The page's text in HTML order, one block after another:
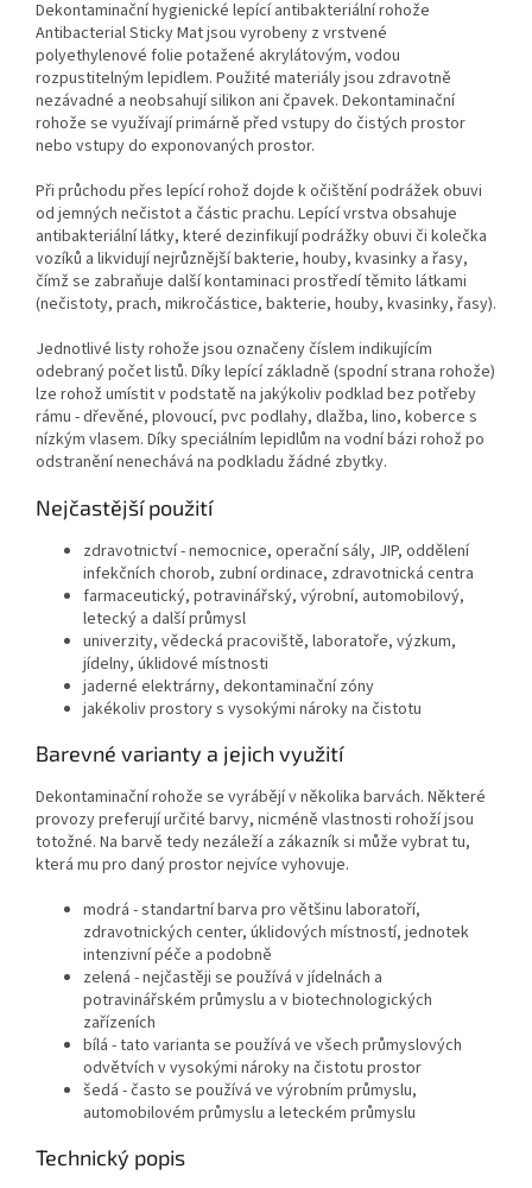
Dekontaminační hygienické lepící antibakteriální rohože
Antibacterial Sticky Mat jsou vyrobeny z vrstvené
polyethylenové folie potažené akrylátovým, vodou
rozpustitelným lepidlem. Použité materiály jsou zdravotně
nezávadné a neobsahují silikon ani čpavek. Dekontaminační
rohože se využívají primárně před vstupy do čistých prostor
nebo vstupy do exponovaných prostor.
Při průchodu přes lepící rohož dojde k očištění podrážek obuvi
od jemných nečistot a částic prachu. Lepící vrstva obsahuje
antibakteriální látky, které dezinfikují podrážky obuvi či kolečka
vozíků a likvidují nejrůznější bakterie, houby, kvasinky a řasy,
čímž se zabraňuje další kontaminaci prostředí těmito látkami
(nečistoty, prach, mikročástice, bakterie, houby, kvasinky, řasy).
Jednotlivé listy rohože jsou označeny číslem indikujícím
odebraný počet listů. Díky lepící základně (spodní strana rohože)
lze rohož umístit v podstatě na jakýkoliv podklad bez potřeby
rámu - dřevěné, plovoucí, pvc podlahy, dlažba, lino, koberce s
nízkým vlasem. Díky speciálním lepidlům na vodní bázi rohož po
odstranění nenechává na podkladu žádné zbytky.
Nejčastější použití
zdravotnictví - nemocnice, operační sály, JIP, oddělení
infekčních chorob, zubní ordinace, zdravotnická centra
farmaceutický, potravinářský, výrobní, automobilový,
letecký a další průmysl
univerzity, vědecká pracoviště, laboratoře, výzkum,
jídelny, úklidové místnosti
jaderné elektrárny, dekontaminační zóny
jakékoliv prostory s vysokými nároky na čistotu
Barevné varianty a jejich využití
Dekontaminační rohože se vyrábějí v několika barvách. Některé
provozy preferují určité barvy, nicméně vlastnosti rohoží jsou
totožné. Na barvě tedy nezáleží a zákazník si může vybrat tu,
která mu pro daný prostor nejvíce vyhovuje.
modrá - standartní barva pro většinu laboratoří,
zdravotnických center, úklidových místností, jednotek
intenzivní péče a podobně
zelená - nejčastěji se používá v jídelnách a
potravinářském průmyslu a v biotechnologických
zařízeních
bílá - tato varianta se používá ve všech průmyslových
odvětvích v vysokými nároky na čistotu prostor
šedá - často se používá ve výrobním průmyslu,
automobilovém průmyslu a leteckém průmyslu
Technický popis